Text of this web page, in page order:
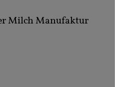
Milch Manufaktur